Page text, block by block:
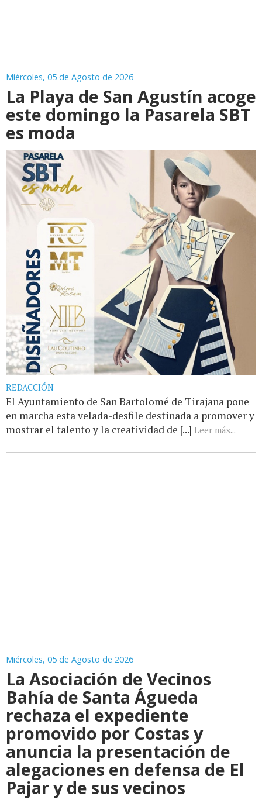
Miércoles, 05 de Agosto de 2026
La Playa de San Agustín acoge
este domingo la Pasarela SBT
es moda
REDACCIÓN
El Ayuntamiento de San Bartolomé de Tirajana pone
en marcha esta velada-desfile destinada a promover y
mostrar el talento y la creatividad de [...] Leer más...
Miércoles, 05 de Agosto de 2026
La Asociación de Vecinos
Bahía de Santa Águeda
rechaza el expediente
promovido por Costas y
anuncia la presentación de
alegaciones en defensa de El
Pajar y de sus vecinos